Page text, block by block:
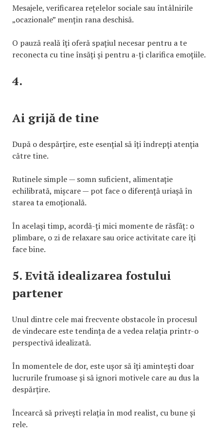
Mesajele, verificarea rețelelor sociale sau întâlnirile
„ocazionale” mențin rana deschisă.
O pauză reală îți oferă spațiul necesar pentru a te
reconecta cu tine însăți și pentru a-ți clarifica emoțiile.
4.
Ai grijă de tine
După o despărțire, este esențial să îți îndrepți atenția
către tine.
Rutinele simple — somn suficient, alimentație
echilibrată, mișcare — pot face o diferență uriașă în
starea ta emoțională.
În același timp, acordă-ți mici momente de răsfăț: o
plimbare, o zi de relaxare sau orice activitate care îți
face bine.
5. Evită idealizarea fostului
partener
Unul dintre cele mai frecvente obstacole în procesul
de vindecare este tendința de a vedea relația printr-o
perspectivă idealizată.
În momentele de dor, este ușor să îți amintești doar
lucrurile frumoase și să ignori motivele care au dus la
despărțire.
Încearcă să privești relația în mod realist, cu bune și
rele.